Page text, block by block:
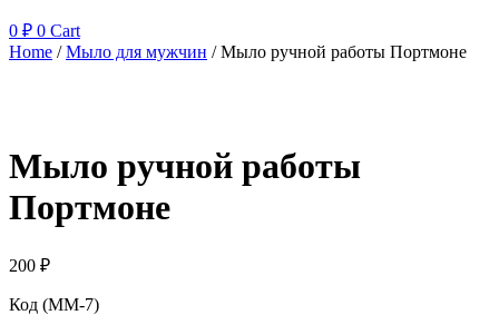
0 ₽ 0 Cart
Home /Мыло для мужчин / Мыло ручной работы Портмоне
Мыло ручной работы
Портмоне
200 ₽
Код (ММ-7)